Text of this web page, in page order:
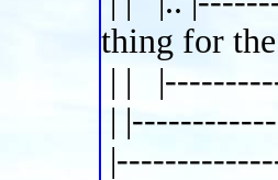
thing for
| |
|